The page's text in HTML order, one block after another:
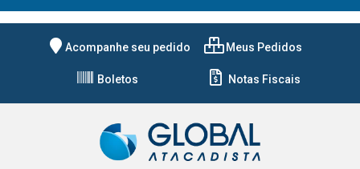
Acompanhe seu pedido Meus Pedidos
Boletos Notas Fiscais